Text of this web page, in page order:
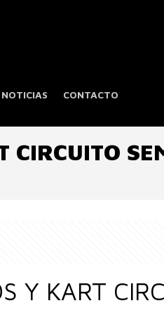
NOTICIAS CONTACTO
Y KART